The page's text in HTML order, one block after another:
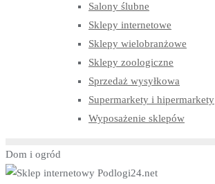
Salony ślubne
Sklepy internetowe
Sklepy wielobranżowe
Sklepy zoologiczne
Sprzedaż wysyłkowa
Supermarkety i hipermarkety
Wyposażenie sklepów
Dom i ogród